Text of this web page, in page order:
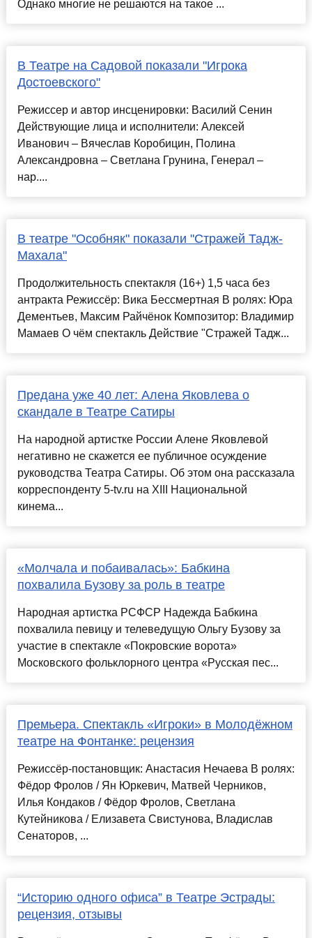
Однако многие не решаются на такое ...
В Театре на Садовой показали "Игрока
Достоевского"
Режиссер и автор инсценировки: Василий Сенин
Действующие лица и исполнители: Алексей
Иванович – Вячеслав Коробицин, Полина
Александровна – Светлана Грунина, Генерал –
нар....
В театре "Особняк" показали "Стражей Тадж-
Махала"
Продолжительность спектакля (16+) 1,5 часа без
антракта Режиссёр: Вика Бессмертная В ролях: Юра
Дементьев, Максим Райчёнок Композитор: Владимир
Мамаев О чём спектакль Действие "Стражей Тадж...
Предана уже 40 лет: Алена Яковлева о
скандале в Театре Сатиры
На народной артистке России Алене Яковлевой
негативно не скажется ее публичное осуждение
руководства Театра Сатиры. Об этом она рассказала
корреспонденту 5-tv.ru на XIII Национальной
кинема...
«Молчала и побаивалась»: Бабкина
похвалила Бузову за роль в театре
Народная артистка РСФСР Надежда Бабкина
похвалила певицу и телеведущую Ольгу Бузову за
участие в спектакле «Покровские ворота»
Московского фольклорного центра «Русская пес...
Премьера. Спектакль «Игроки» в Молодёжном
театре на Фонтанке: рецензия
Режиссёр-постановщик: Анастасия Нечаева В ролях:
Фёдор Фролов / Ян Юркевич, Матвей Черников,
Илья Кондаков / Фёдор Фролов, Светлана
Кутейникова / Елизавета Свистунова, Владислав
Сенаторов, ...
“Историю одного офиса” в Театре Эстрады:
рецензия, отзывы